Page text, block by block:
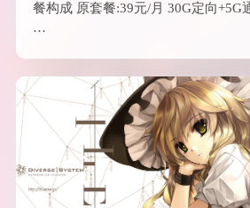
餐构成 原套餐:39元/月 30G定向+5G
…